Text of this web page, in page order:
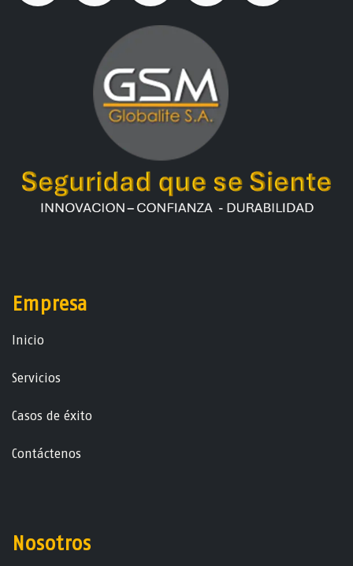
Empresa
Ini​ci​o
Servicios
Casos de éxito
Contáctenos
Nosotros